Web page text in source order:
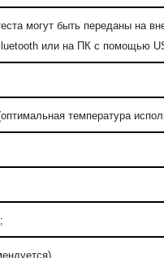
могут быть переданы на
или на ПК с помощью
температура